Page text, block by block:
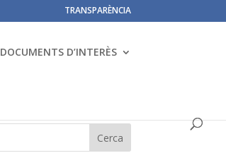
TRANSPARÈNCIA
DOCUMENTS D’INTERÈS